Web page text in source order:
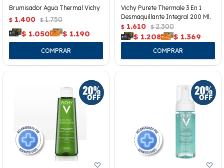
Brumisador Agua Thermal Vichy
$ 1.400 $ 1.750
$ 1.050 $ 1.190
Vichy Purete Thermale 3 En 1
Desmaquillante Integral 200 Ml.
$ 1.610 $ 2.300
$ 1.208 $ 1.369